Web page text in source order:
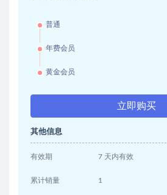
普通
年费会员
黄金会员
立即购买
其他信息
有效期 7 天内有效
累计销量 1